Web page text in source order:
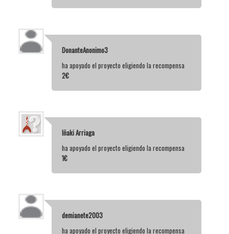
DonanteAnonimo3
ha apoyado el proyecto eligiendo la recompensa
2€
Iñaki Arriaga
ha apoyado el proyecto eligiendo la recompensa
1€
demianete2003
ha apoyado el proyecto eligiendo la recompensa